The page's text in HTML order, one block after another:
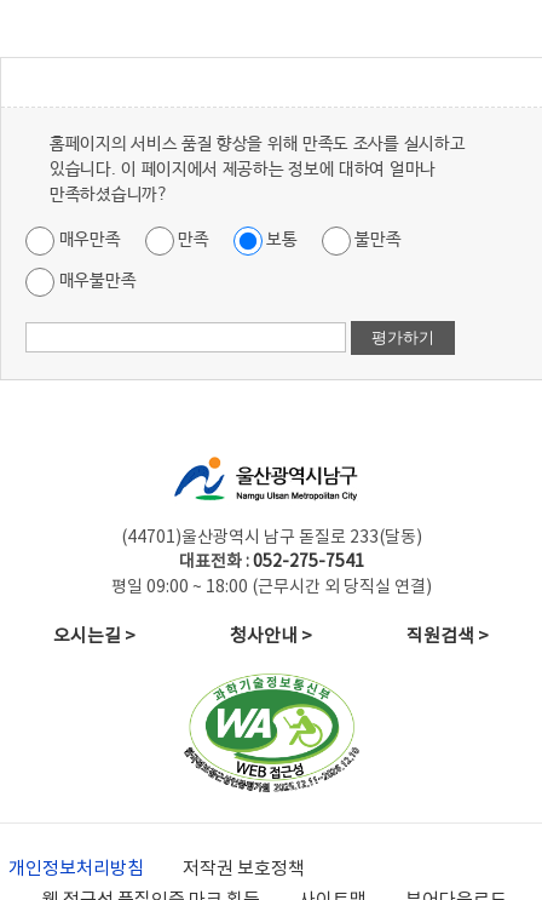
홈페이지의 서비스 품질 향상을 위해 만족도 조사를 실시하고
있습니다. 이 페이지에서 제공하는 정보에 대하여 얼마나
만족하셨습니까?
매우만족 만족 보통 불만족
매우불만족
(44701)울산광역시 남구 돋질로 233(달동)
대표전화 :052-275-7541
평일 09:00 ~ 18:00 (근무시간 외 당직실 연결)
오시는길 > 청사안내 > 직원검색 >
개인정보처리방침
저작권 보호정책